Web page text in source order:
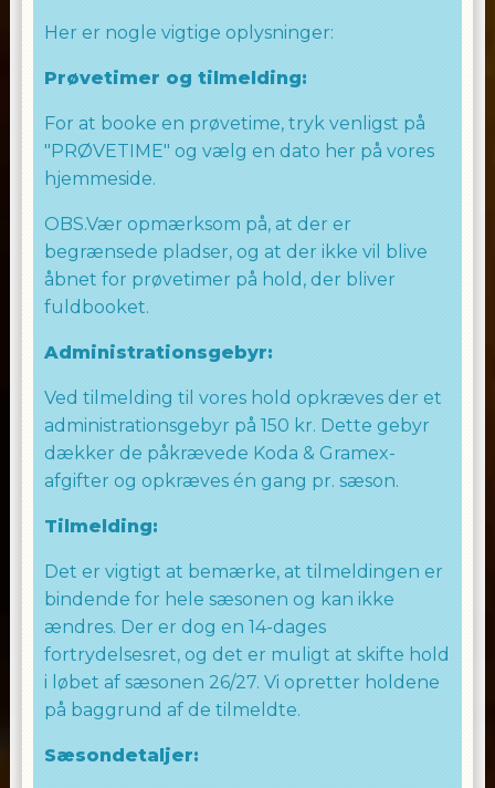
Her er nogle vigtige oplysninger:
Prøvetimer og tilmelding:
For at booke en prøvetime, tryk venligst på
"PRØVETIME" og vælg en dato her på vores
hjemmeside.
OBS.Vær opmærksom på, at der er
begrænsede pladser, og at der ikke vil blive
åbnet for prøvetimer på hold, der bliver
fuldbooket.
Administrationsgebyr:
Ved tilmelding til vores hold opkræves der et
administrationsgebyr på 150 kr. Dette gebyr
dækker de påkrævede Koda & Gramex-
afgifter og opkræves én gang pr. sæson.
Tilmelding:
Det er vigtigt at bemærke, at tilmeldingen er
bindende for hele sæsonen og kan ikke
ændres. Der er dog en 14-dages
fortrydelsesret, og det er muligt at skifte hold
i løbet af sæsonen 26/27. Vi opretter holdene
på baggrund af de tilmeldte.
Sæsondetaljer: